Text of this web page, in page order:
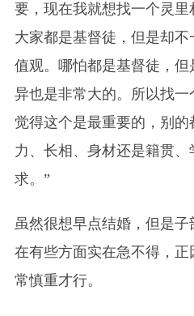
要，现在我就想找一个灵
大家都是基督徒，但是却
值观。哪怕都是基督徒，
异也是非常大的。所以找
觉得这个是最重要的，别
力、长相、身材还是籍贯
求。”
虽然很想早点结婚，但是
在有些方面实在急不得，
常慎重才行。